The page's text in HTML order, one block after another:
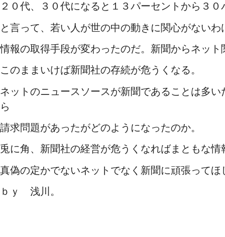
２０代、３０代になると１３パーセントから３
と言って、若い人が世の中の動きに関心がないわ
情報の取得手段が変わったのだ。新聞からネット
このままいけば新聞社の存続が危うくなる。
ネットのニュースソースが新聞であることは多
ら
請求問題があったがどのようになったのか。
兎に角、新聞社の経営が危うくなればまともな
真偽の定かでないネットでなく新聞に頑張ってほ
ｂｙ 浅川。